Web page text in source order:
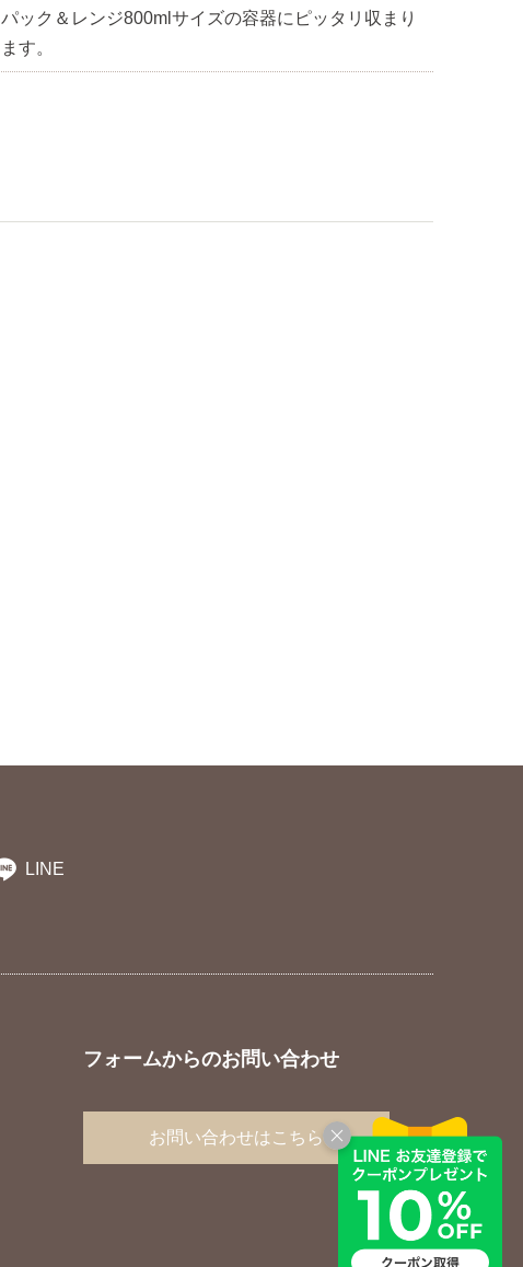
パック＆レンジ800mlサイズの容器にピッタリ収まり
ます。
LINE
フォームからのお問い合わせ
お問い合わせはこちら